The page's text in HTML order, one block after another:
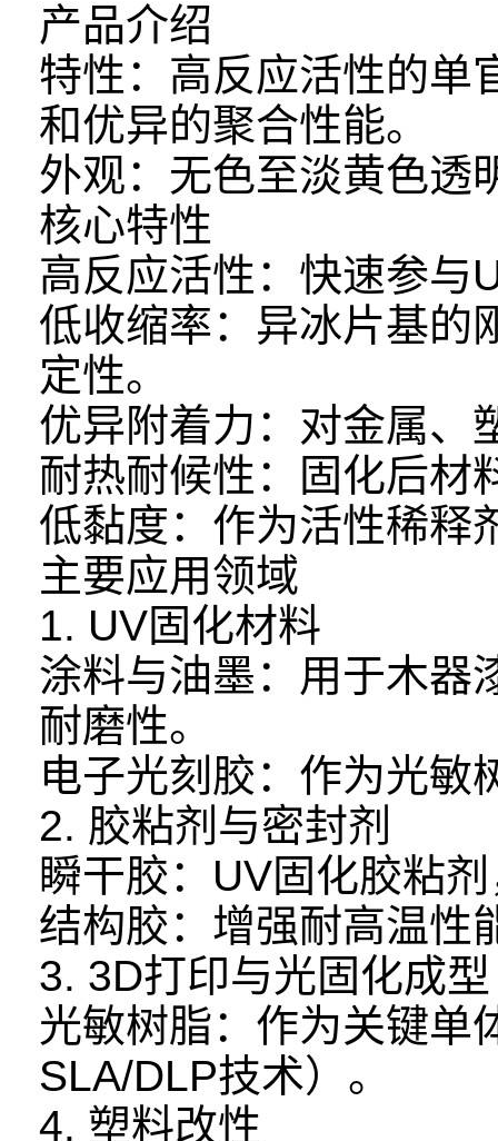
产品介绍
特性：高反应活性的单
和优异的聚合性能。
外观：无色至淡黄色透
核心特性
高反应活性：快速参与
低收缩率：异冰片基的
定性。
优异附着力：对金属、
耐热耐候性：固化后材
低黏度：作为活性稀释
主要应用领域
1. UV固化材料
涂料与油墨：用于木器
耐磨性。
电子光刻胶：作为光敏
2. 胶粘剂与密封剂
瞬干胶：UV固化胶粘
结构胶：增强耐高温性
3. 3D打印与光固化成型
光敏树脂：作为关键单
SLA/DLP技术）。
4. 塑料改性